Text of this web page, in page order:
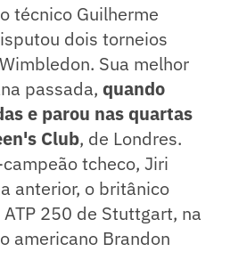
técnico Guilherme
dois torneios
Sua melhor
passada, quando
e parou nas quartas
Club, de Londres.
tcheco, Jiri
anterior, o britânico
250 de Stuttgart, na
americano Brandon